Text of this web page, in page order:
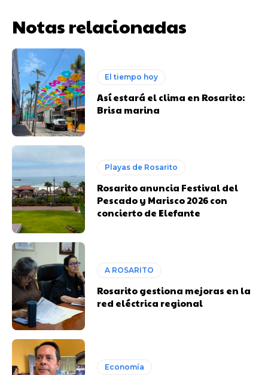
Notas relacionadas
El tiempo hoy
Así estará el clima en Rosarito:
Brisa marina
Playas de Rosarito
Rosarito anuncia Festival del
Pescado y Marisco 2026 con
concierto de Elefante
A ROSARITO
Rosarito gestiona mejoras en la
red eléctrica regional
Economía